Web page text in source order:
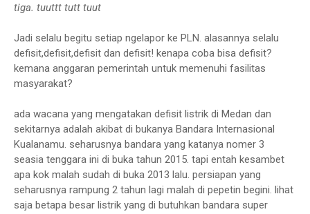
tiga. tuuttt tutt tuut
Jadi selalu begitu setiap ngelapor ke PLN. alasannya selalu
defisit,defisit,defisit dan defisit! kenapa coba bisa defisit?
kemana anggaran pemerintah untuk memenuhi fasilitas
masyarakat?
ada wacana yang mengatakan defisit listrik di Medan dan
sekitarnya adalah akibat di bukanya Bandara Internasional
Kualanamu. seharusnya bandara yang katanya nomer 3
seasia tenggara ini di buka tahun 2015. tapi entah kesambet
apa kok malah sudah di buka 2013 lalu. persiapan yang
seharusnya rampung 2 tahun lagi malah di pepetin begini. lihat
saja betapa besar listrik yang di butuhkan bandara super